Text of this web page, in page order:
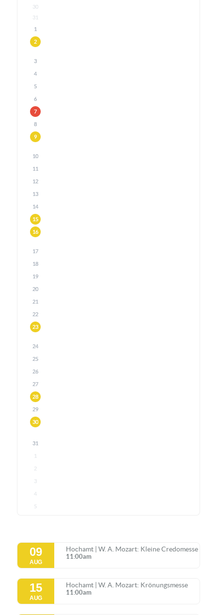
30
31
1
2
3
4
5
6
7
8
9
10
11
12
13
14
15
16
17
18
19
20
21
22
23
24
25
26
27
28
29
30
31
1
2
3
4
5
09
AUG
Hochamt | W. A. Mozart: Kleine Credomesse
11:00am
15
AUG
Hochamt | W. A. Mozart: Krönungsmesse
11:00am